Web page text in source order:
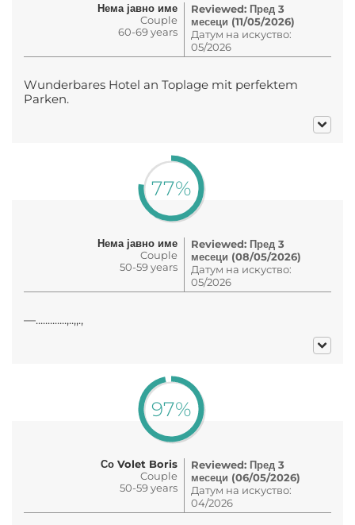
Нема јавно име
Couple
60-69 years
Reviewed: Пред 3
месеци (11/05/2026)
Датум на искуство:
05/2026
Wunderbares Hotel an Toplage mit perfektem
Parken.
77%
Нема јавно име
Couple
50-59 years
Reviewed: Пред 3
месеци (08/05/2026)
Датум на искуство:
05/2026
—.............,..,,.,
97%
Со Volet Boris
Couple
50-59 years
Reviewed: Пред 3
месеци (06/05/2026)
Датум на искуство:
04/2026